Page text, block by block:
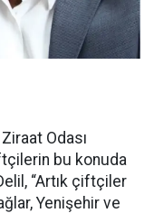
Odası
bu konuda
“Artık çiftçiler
Yenişehir ve